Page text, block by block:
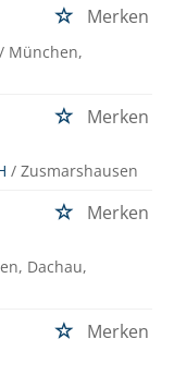
Merken
/ München,
Merken
/ Zusmarshausen
Merken
Dachau,
Merken